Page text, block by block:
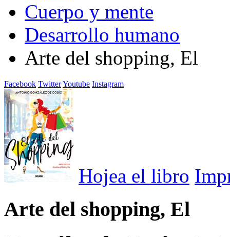
Cuerpo y mente
Desarrollo humano
Arte del shopping, El
Facebook TwitterYoutube Instagram
Hojea el libro
Arte del shopping, El